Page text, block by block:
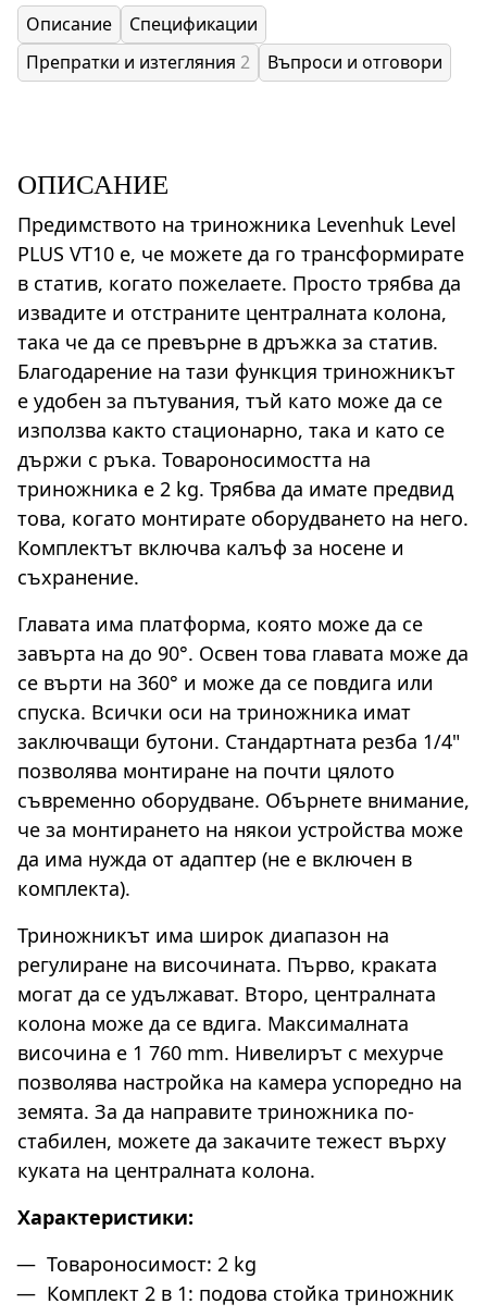
Описание
Спецификации
Препратки и изтегляния 2 Въпроси и отговори
ОПИСАНИЕ
Предимството на триножника Levenhuk Level
PLUS VT10 е, че можете да го трансформирате
в статив, когато пожелаете. Просто трябва да
извадите и отстраните централната колона,
така че да се превърне в дръжка за статив.
Благодарение на тази функция триножникът
е удобен за пътувания, тъй като може да се
използва както стационарно, така и като се
държи с ръка. Товароносимостта на
триножника е 2 kg. Трябва да имате предвид
това, когато монтирате оборудването на него.
Комплектът включва калъф за носене и
съхранение.
Главата има платформа, която може да се
завърта на до 90°. Освен това главата може да
се върти на 360° и може да се повдига или
спуска. Всички оси на триножника имат
заключващи бутони. Стандартната резба 1/4"
позволява монтиране на почти цялото
съвременно оборудване. Обърнете внимание,
че за монтирането на някои устройства може
да има нужда от адаптер (не е включен в
комплекта).
Триножникът има широк диапазон на
регулиране на височината. Първо, краката
могат да се удължават. Второ, централната
колона може да се вдига. Максималната
височина е 1 760 mm. Нивелирът с мехурче
позволява настройка на камера успоредно на
земята. За да направите триножника по-
стабилен, можете да закачите тежест върху
куката на централната колона.
Характеристики:
Товароносимост: 2 kg
Комплект 2 в 1: подова стойка триножник